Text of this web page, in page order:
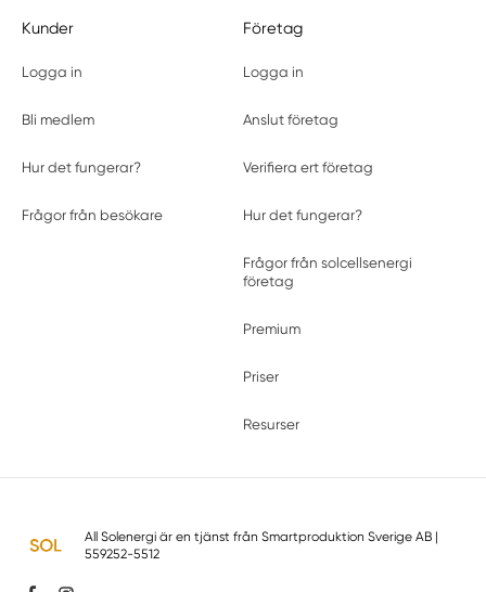
Kunder
Logga in
Bli medlem
Hur det fungerar?
Frågor från besökare
Företag
Logga in
Anslut företag
Verifiera ert företag
Hur det fungerar?
Frågor från solcellsenergi
företag
Premium
Priser
Resurser
All Solenergi är en tjänst från Smartproduktion Sverige AB|
559252-5512